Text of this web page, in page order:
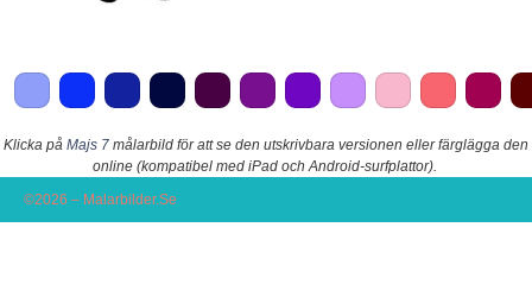
Klicka på Majs 7 målarbild för att se den utskrivbara versionen eller färglägga den
online (kompatibel med iPad och Android-surfplattor).
©2026 – Malarbilder.Se